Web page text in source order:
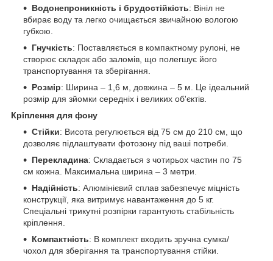
Водонепроникність і брудостійкість: Вініл не
вбирає воду та легко очищається звичайною вологою
губкою.
Гнучкість: Поставляється в компактному рулоні, не
створює складок або заломів, що полегшує його
транспортування та зберігання.
Розмір: Ширина – 1,6 м, довжина – 5 м. Це ідеальний
розмір для зйомки середніх і великих об'єктів.
Кріплення для фону
Стійки: Висота регулюється від 75 см до 210 см, що
дозволяє підлаштувати фотозону під ваші потреби.
Перекладина: Складається з чотирьох частин по 75
см кожна. Максимальна ширина – 3 метри.
Надійність: Алюмінієвий сплав забезпечує міцність
конструкції, яка витримує навантаження до 5 кг.
Спеціальні трикутні розпірки гарантують стабільність
кріплення.
Компактність: В комплект входить зручна сумка/
чохол для зберігання та транспортування стійки.